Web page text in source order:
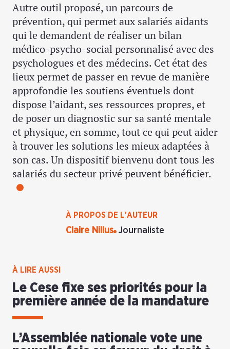
À PROPOS DE L'AUTEUR
Claire Nillus Journaliste
Autre outil proposé, un parcours de
prévention, qui permet aux salariés aidants
qui le demandent de réaliser un bilan
médico-psycho-social personnalisé avec des
psychologues et des médecins. Cet état des
lieux permet de passer en revue de manière
approfondie les soutiens éventuels dont
dispose l’aidant, ses ressources propres, et
de poser un diagnostic sur sa santé mentale
et physique, en somme, tout ce qui peut aider
à trouver les solutions les mieux adaptées à
son cas. Un dispositif bienvenu dont tous les
salariés du secteur privé peuvent bénéficier.
À LIRE AUSSI
Le Cese fixe ses priorités pour la
première année de la mandature
L’Assemblée nationale vote une